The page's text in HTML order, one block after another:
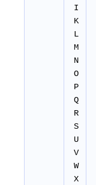
I
K
L
M
N
O
P
Q
R
S
U
V
W
X